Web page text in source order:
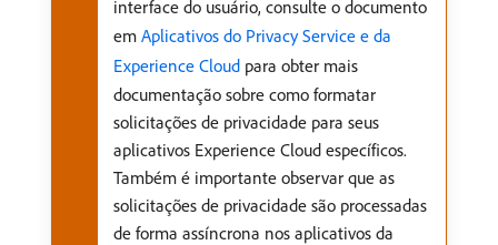
interface do usuário, consulte o documento
em Aplicativos do Privacy Service e da
Experience Cloud para obter mais
documentação sobre como formatar
solicitações de privacidade para seus
aplicativos Experience Cloud específicos.
Também é importante observar que as
solicitações de privacidade são processadas
de forma assíncrona nos aplicativos da